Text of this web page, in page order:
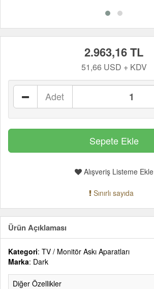
2.963,16 TL
51,66 USD + KDV
Adet
Alışveriş Listeme Ekle
Sınırlı sayıda
Ürün Açıklaması
Kategori: TV / Monitör Askı Aparatları
Marka: Dark
Diğer Özellikler